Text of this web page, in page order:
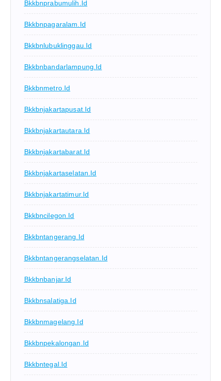
Bkkbnprabumulih.id
Bkkbnpagaralam.id
Bkkbnlubuklinggau.id
Bkkbnbandarlampung.id
Bkkbnmetro.id
Bkkbnjakartapusat.id
Bkkbnjakartautara.id
Bkkbnjakartabarat.id
Bkkbnjakartaselatan.id
Bkkbnjakartatimur.id
Bkkbncilegon.id
Bkkbntangerang.id
Bkkbntangerangselatan.id
Bkkbnbanjar.id
Bkkbnsalatiga.id
Bkkbnmagelang.id
Bkkbnpekalongan.id
Bkkbntegal.id